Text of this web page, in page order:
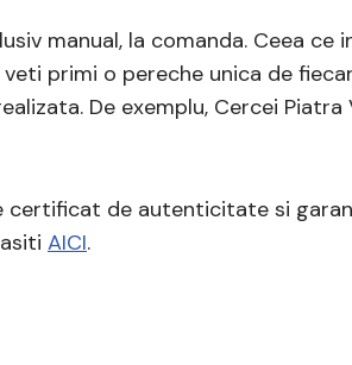
manual, la comanda. Ceea
primi o pereche unica de
De exemplu, Cercei
de autenticitate si
AICI.